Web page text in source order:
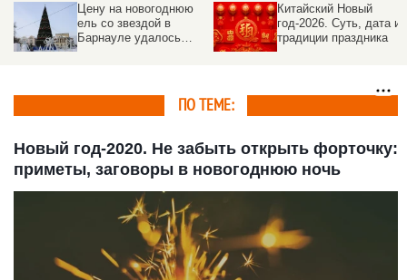
Цену на новогоднюю
ель со звездой в
Барнауле удалось
Китайский Новый
год-2026. Суть, дата и
традиции праздника
ПО ТЕМЕ:
Новый год-2020. Не забыть открыть форточку:
приметы, заговоры в новогоднюю ночь